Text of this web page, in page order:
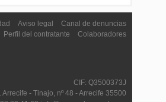
Aviso legal
Canal de denuncias
Perfil del contratante
Colaboradores
CIF: Q3500373J
Arrecife - Tinajo, nº 48 - Arrecife 35500